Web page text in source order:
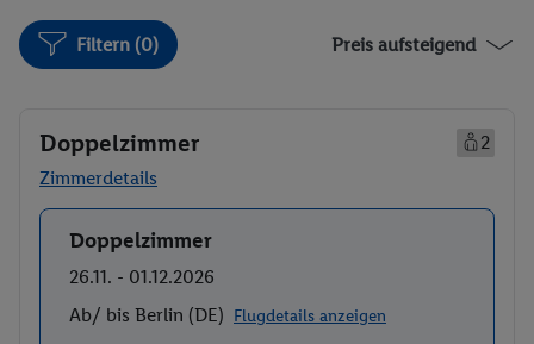
Filtern (0) Preis aufsteigend
Doppelzimmer
2
Zimmerdetails
Buchen
Doppelzimmer
26.11. - 01.12.2026
Ab/ bis Berlin (DE) Flugdetails anzeigen